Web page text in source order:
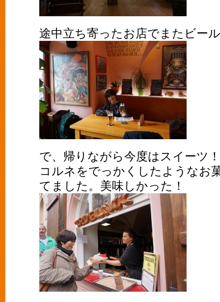
途中立ち寄ったお店でまたビー
で、帰りながら今度はスイーツ
コルネをでっかくしたようなお
てました。美味しかった！